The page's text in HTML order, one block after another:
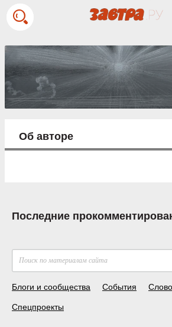
Об авторе
Последние
Блоги и сообщества События
Спецпроекты